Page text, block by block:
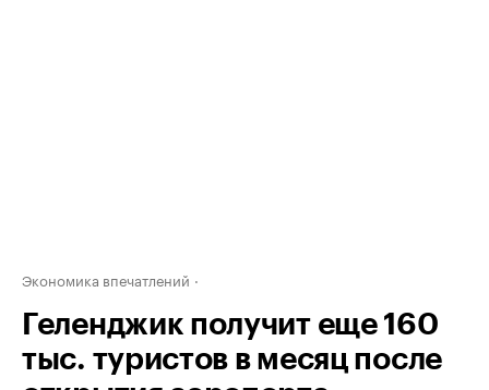
Экономика впечатлений
Геленджик получит еще 160
тыс. туристов в месяц после